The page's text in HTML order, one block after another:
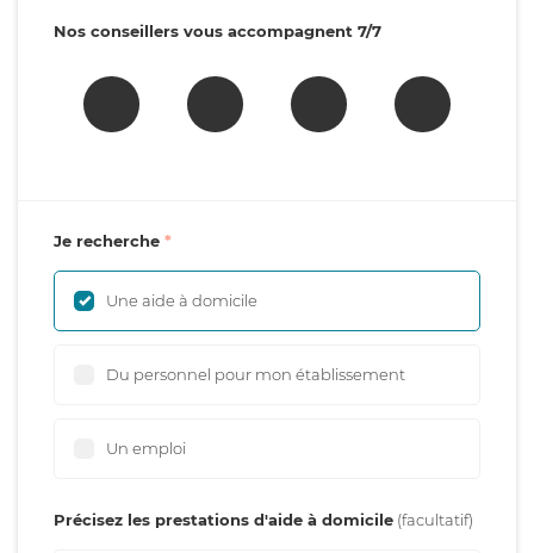
Nos conseillers vous accompagnent 7/7
Je recherche
Une aide à domicile
Du personnel pour mon établissement
Un emploi
Précisez les prestations d'aide à domicile